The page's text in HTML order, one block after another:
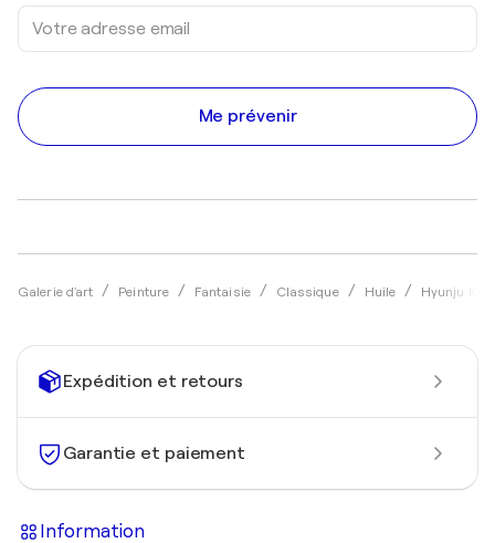
Galerie d'art Peinture Fantaisie Classique Huile Hyunju Kim
Me prévenir
Expédition et retours
Garantie et paiement
Information